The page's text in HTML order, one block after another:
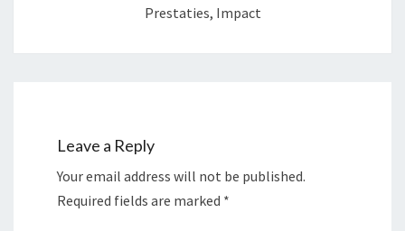
Prestaties, Impact
Leave a Reply
Your email address will not be published.
Required fields are marked *